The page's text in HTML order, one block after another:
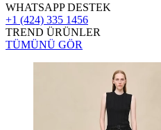
WHATSAPP DESTEK
+1 (424) 335 1456
TREND ÜRÜNLER
TÜMÜNÜ GÖR